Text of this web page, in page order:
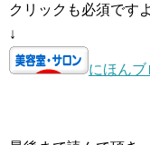
クリックも必須です
↓
にほん